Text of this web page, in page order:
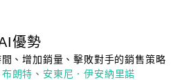
優勢
、增加銷量、擊敗對手的銷售策略
朗特 、 安東尼．伊安納里諾